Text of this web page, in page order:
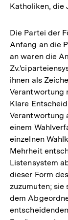
Katholiken, die
Die Partei der
Anfang an die
an waren die
ihnen als
Verantwortung
Klare
Verantwortung
einem
einzelnen
Mehrheit
Listensystem
dieser Form
zuzumuten; sie
dem